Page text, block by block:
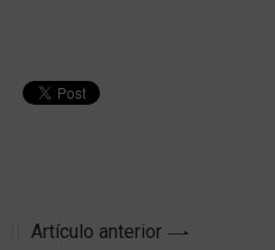
Artículo anterior